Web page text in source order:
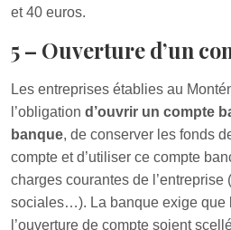
et 40 euros.
5 – Ouverture d’un
Les entreprises établies au
l’obligation d’ouvrir un compte
banque, de conserver les fonds
compte et d’utiliser ce compte
charges courantes de l’entreprise
sociales…). La banque exige que
l’ouverture de compte soient